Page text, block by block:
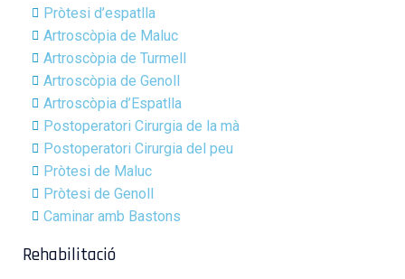
Pròtesi d’espatlla
Artroscòpia de Maluc
Artroscòpia de Turmell
Artroscòpia de Genoll
Artroscòpia d’Espatlla
Postoperatori Cirurgia de la mà
Postoperatori Cirurgia del peu
Pròtesi de Maluc
Pròtesi de Genoll
Caminar amb Bastons
Rehabilitació